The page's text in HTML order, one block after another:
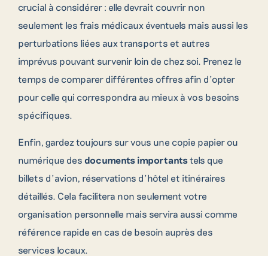
crucial à considérer : elle devrait couvrir non
seulement les frais médicaux éventuels mais aussi les
perturbations liées aux transports et autres
imprévus pouvant survenir loin de chez soi. Prenez le
temps de comparer différentes offres afin d’opter
pour celle qui correspondra au mieux à vos besoins
spécifiques.
Enfin, gardez toujours sur vous une copie papier ou
numérique des documents importantstels que
billets d’avion, réservations d’hôtel et itinéraires
détaillés. Cela facilitera non seulement votre
organisation personnelle mais servira aussi comme
référence rapide en cas de besoin auprès des
services locaux.